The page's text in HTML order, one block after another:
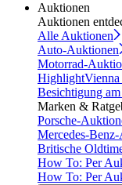
Auktionen
Auktionen
Alle Auktionen
Auto-Auktionen
Motorrad-
Highlight
Besichtigung
Marken &
Porsche-
Mercedes-
Britische
How To: Per
How To: Per